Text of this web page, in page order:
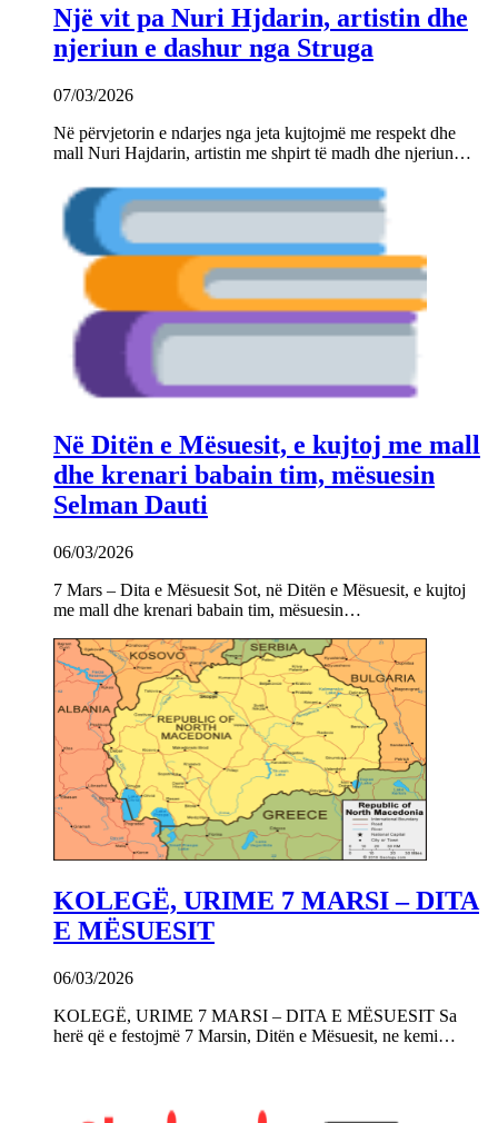
Një vit pa Nuri Hjdarin, artistin dhe
njeriun e dashur nga Struga
07/03/2026
Në përvjetorin e ndarjes nga jeta kujtojmë me respekt dhe
mall Nuri Hajdarin, artistin me shpirt të madh dhe njeriun…
Në Ditën e Mësuesit, e kujtoj me mall
dhe krenari babain tim, mësuesin
Selman Dauti
06/03/2026
7 Mars – Dita e Mësuesit Sot, në Ditën e Mësuesit, e kujtoj
me mall dhe krenari babain tim, mësuesin…
KOLEGË, URIME 7 MARSI – DITA
E MËSUESIT
06/03/2026
KOLEGË, URIME 7 MARSI – DITA E MËSUESIT Sa
herë që e festojmë 7 Marsin, Ditën e Mësuesit, ne kemi…